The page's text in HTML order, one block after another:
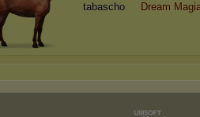
tabascho Dream